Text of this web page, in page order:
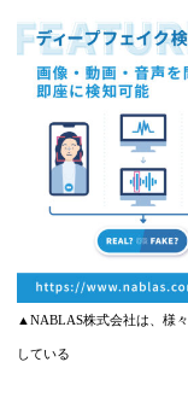
▲NABLAS株式会社は、様
している